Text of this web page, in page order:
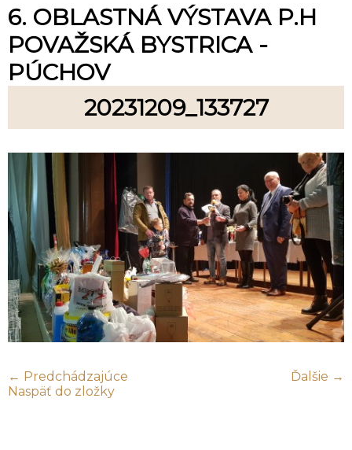
6. OBLASTNÁ VÝSTAVA P.H
POVAŽSKÁ BYSTRICA -
PÚCHOV
20231209_133727
← Predchádzajúce
Ďalšie →
Naspäť do zložky